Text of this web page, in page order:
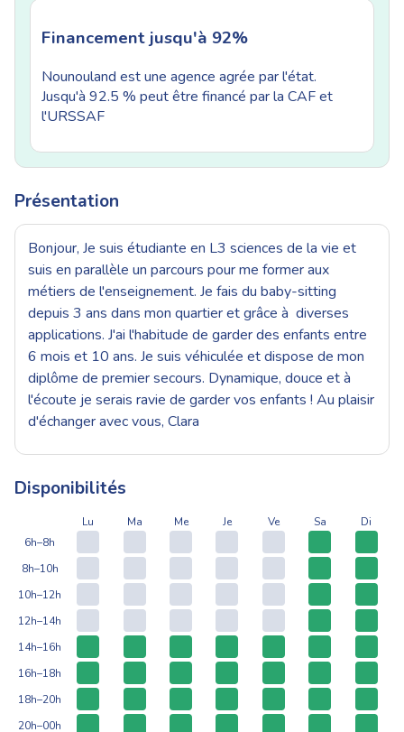
Financement jusqu'à 92%
Nounouland est une agence agrée par l'état.
Jusqu'à 92.5 % peut être financé par la CAF et
l'URSSAF
Présentation
Bonjour, Je suis étudiante en L3 sciences de la vie et
suis en parallèle un parcours pour me former aux
métiers de l'enseignement. Je fais du baby-sitting
depuis 3 ans dans mon quartier et grâce à diverses
applications. J'ai l'habitude de garder des enfants entre
6 mois et 10 ans. Je suis véhiculée et dispose de mon
diplôme de premier secours. Dynamique, douce et à
l'écoute je serais ravie de garder vos enfants ! Au plaisir
d'échanger avec vous, Clara
Disponibilités
Lu Ma Me Je Ve Sa
Di
6h–8h
8h–10h
10h–12h
12h–14h
14h–16h
16h–18h
18h–20h
20h–00h